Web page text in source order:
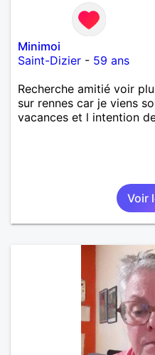
Minimoi
Saint-Dizier - 59 ans
Recherche amitié voir
sur rennes car je viens
vacances et l intention
Voir